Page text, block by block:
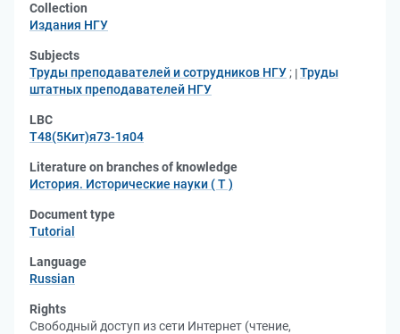
Collection
Издания НГУ
Subjects
Труды преподавателей и сотрудников НГУ ; Труды
штатных преподавателей НГУ
LBC
Т48(5Кит)я73-1я04
Literature on branches of knowledge
История. Исторические науки ( Т )
Document type
Tutorial
Language
Russian
Rights
Свободный доступ из сети Интернет (чтение,